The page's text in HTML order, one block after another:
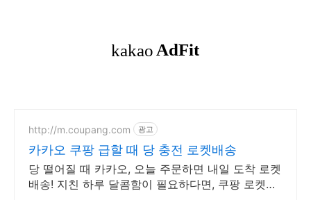
http://m.coupang.com 광고
카카오 쿠팡 급할 때 당 충전 로켓배송
당 떨어질 때 카카오, 오늘 주문하면 내일 도착 로켓
배송! 지친 하루 달콤함이 필요하다면, 쿠팡 로켓배